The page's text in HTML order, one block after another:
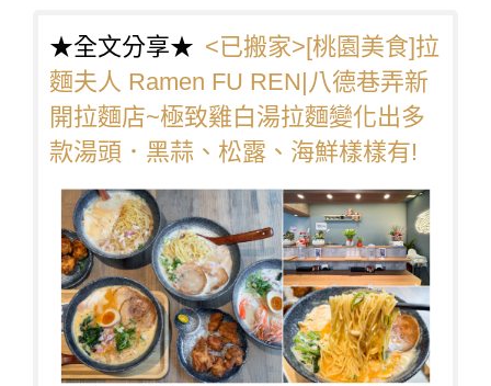
★全文分享★ <已搬家>[桃園美食]拉
麵夫人 Ramen FU REN|八德巷弄新
開拉麵店~極致雞白湯拉麵變化出多
款湯頭．黑蒜、松露、海鮮樣樣有!